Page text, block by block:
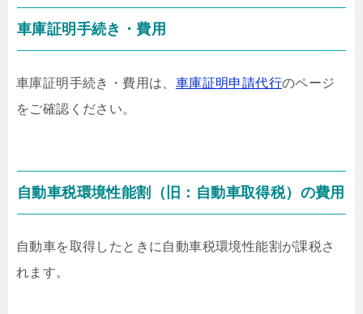
車庫証明手続き・費用
車庫証明手続き・費用は、 車庫証明申請代行のページ
をご確認ください。
自動車税環境性能割（旧：自動車取得税）の費用
自動車を取得したときに自動車税環境性能割が課税さ
れます。